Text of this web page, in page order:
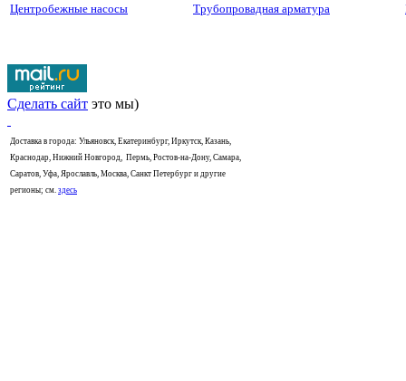
Центробежные насосы
Трубопровадная арматура
Сделать сайт это мы)
Доставка в города: Ульяновск, Екатеринбург, Иркутск, Казань,
Краснодар, Нижний Новгород, Пермь, Ростов-на-Дону, Самара,
Саратов, Уфа, Ярославль, Москва, Санкт Петербург и другие
регионы; см. здесь